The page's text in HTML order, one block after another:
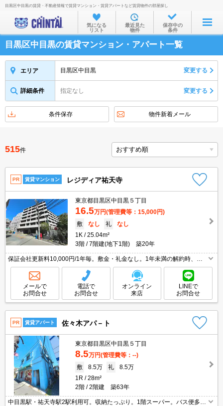
お部屋を探す
沿線・駅から
住所から
物件特集から
不動産会社から
TOP
目黒区中目黒の賃貸・不動産情報で賃貸マンション・賃貸アパートなど賃貸物件の部屋探し
気になる
リスト
最近見た
物件
保存中の
条件
目黒区中目黒の賃貸マンション・アパート一覧
エリア 目黒区中目黒 変更する
詳細条件 指定なし 変更する
条件保存 物件新着メール
515件
PR 賃貸マンション レジディア祐天寺
東京都目黒区中目黒５丁目
16.5万円(管理費等：15,000円)
敷
なし 礼
なし
1K
25.04m²
3階
7階建(地下1階) 築20年
保証会社更新料10,000円/1年毎。敷金・礼金なし。1年未満の解約時、違
約金1ヶ月分発生。法人契約の場合、敷金1ヶ月。ペット飼育の場合、敷金
1ヵ月分増。清掃費実費。清掃費53,350円。
メールで
お問合せ
電話で
お問合せ
オンライン
来店
LINEで
お問合せ
PR 賃貸アパート 佐々木アパ－ト
東京都目黒区中目黒５丁目
8.5万円(管理費等：--)
敷
8.5万 礼
8.5万
1R
28m²
2階
2階建 築63年
中目黒駅・祐天寺駅2駅利用可。収納たっぷり。1階スーパー。バス便多